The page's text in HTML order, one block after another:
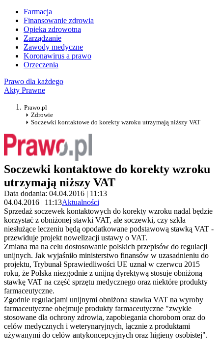
Farmacja
Finansowanie zdrowia
Opieka zdrowotna
Zarządzanie
Zawody medyczne
Koronawirus a prawo
Orzeczenia
Prawo dla każdego
Akty Prawne
Prawo.pl
Zdrowie
Soczewki kontaktowe do korekty wzroku utrzymają niższy VAT
Soczewki kontaktowe do korekty wzroku
utrzymają niższy VAT
Data dodania: 04.04.2016 | 11:13
04.04.2016 | 11:13Aktualności
Sprzedaż soczewek kontaktowych do korekty wzroku nadal będzie
korzystać z obniżonej stawki VAT, ale soczewki, czy szkła
niesłużące leczeniu będą opodatkowane podstawową stawką VAT -
przewiduje projekt nowelizacji ustawy o VAT.
Zmiana ma na celu dostosowanie polskich przepisów do regulacji
unijnych. Jak wyjaśniło ministerstwo finansów w uzasadnieniu do
projektu, Trybunał Sprawiedliwości UE uznał w czerwcu 2015
roku, że Polska niezgodnie z unijną dyrektywą stosuje obniżoną
stawkę VAT na część sprzętu medycznego oraz niektóre produkty
farmaceutyczne.
Zgodnie regulacjami unijnymi obniżona stawka VAT na wyroby
farmaceutyczne obejmuje produkty farmaceutyczne "zwykle
stosowane dla ochrony zdrowia, zapobiegania chorobom oraz do
celów medycznych i weterynaryjnych, łącznie z produktami
używanymi do celów antykoncepcyjnych oraz higieny osobistej".